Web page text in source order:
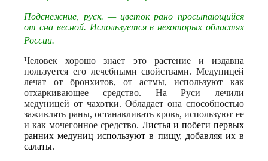
Подснежние, руск. — цветок рано просыпающийся
от сна весной. Используется в некоторых областях
России.
Человек хорошо знает это растение и издавна
пользуется его лечебными свойствами. Медуницей
лечат от бронхитов, от астмы, используют как
отхаркивающее средство. На Руси лечили
медуницей от чахотки. Обладает она способностью
заживлять раны, останавливать кровь, используют ее
и как мочегонное средство. Листья и побеги первых
ранних медуниц используют в пищу, добавляя их в
салаты.